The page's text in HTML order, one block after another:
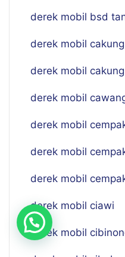
derek mobil bsd
derek mobil cakung
derek mobil
derek mobil
derek mobil
derek mobil
derek mobil
derek mobil ciawi
derek mobil